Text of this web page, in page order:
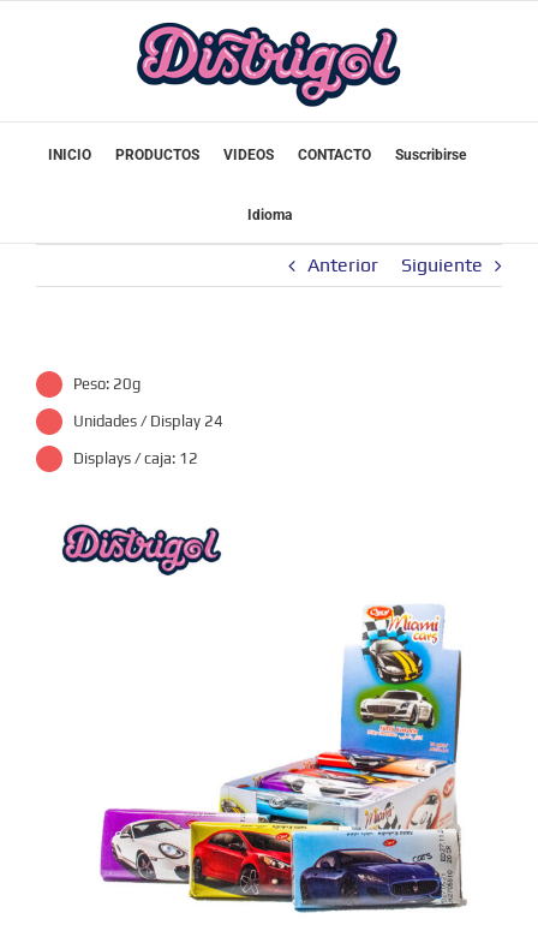
INICIO PRODUCTOS VIDEOS CONTACTO Suscribirse
Idioma
Anterior Siguiente
Peso: 20g
Unidades / Display 24
Displays / caja: 12